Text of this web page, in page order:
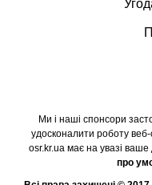
Ми і наші спонсори
удосконалити роботу
osr.kr.ua має на увазі ваше
про